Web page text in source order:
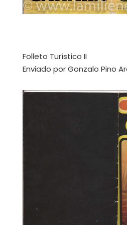
Folleto Turístico II
Enviado por Gonzalo Pino